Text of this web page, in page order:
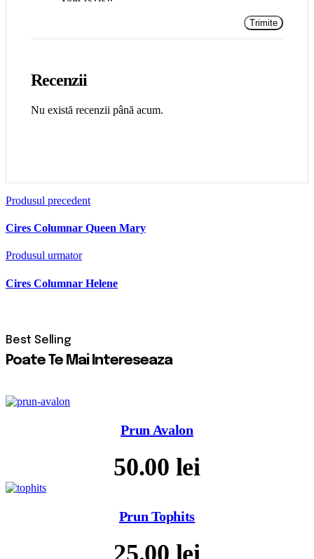
Recenzii
Nu există recenzii până acum.
Produsul precedent
Cires Columnar Queen Mary
Produsul urmator
Cires Columnar Helene
Poate Te Mai Intereseaza
Prun Avalon
50.00 lei
Prun Tophits
25.00 lei